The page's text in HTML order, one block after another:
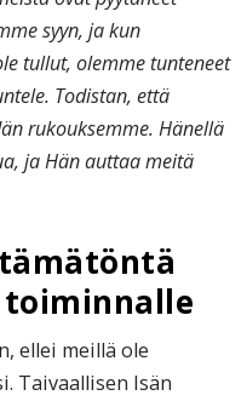
syyn, ja kun
tullut, olemme tunteneet
Todistan, että
rukouksemme. Hänellä
ja Hän auttaa meitä
ellei meillä ole
Taivaallisen Isän